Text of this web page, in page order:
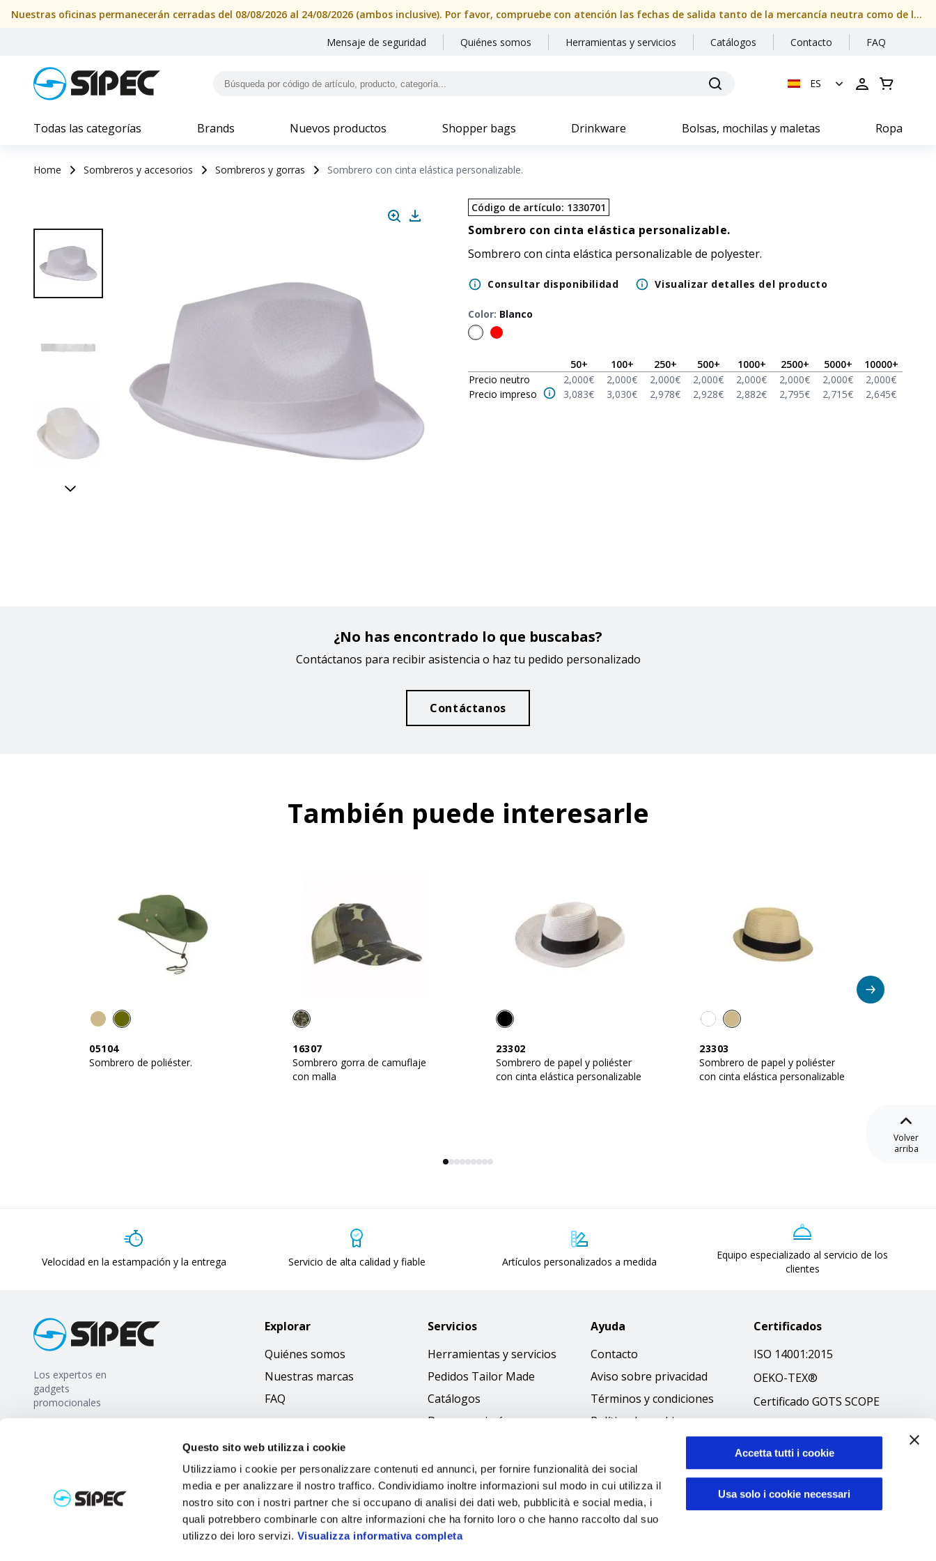
Questo sito web utilizza i cookie
Utilizziamo i cookie per personalizzare contenuti ed annunci, per fornire funzionalità dei social
media e per analizzare il nostro traffico. Condividiamo inoltre informazioni sul modo in cui utilizza il
nostro sito con i nostri partner che si occupano di analisi dei dati web, pubblicità e social media, i
quali potrebbero combinarle con altre informazioni che ha fornito loro o che hanno raccolto dal suo
utilizzo dei loro servizi. Visualizza informativa completa
Accetta tutti i cookie
Usa solo i cookie necessari
Nuestras oficinas permanecerán cerradas del 08/08/2026 al 24/08/2026 (ambos inclusive). Por favor, compruebe con atención las fechas de salida tanto de la mercancía neutra como de la personalizada
Mensaje de seguridad Quiénes somos Herramientas y servicios Catálogos Contacto FAQ
ES
Todas las categorías Brands Nuevos productos Shopper bags Drinkware Bolsas, mochilas y maletas Ropa
Home Sombreros y accesorios Sombreros y gorras Sombrero con cinta elástica personalizable.
Código de artículo: 1330701
Sombrero con cinta elástica personalizable.
Sombrero con cinta elástica personalizable de polyester.
Consultar disponibilidad Visualizar detalles del producto
Color: Blanco
50+ 100+ 250+ 500+ 1000+ 2500+ 5000+ 10000+
Precio neutro
2,000€ 2,000€ 2,000€ 2,000€ 2,000€ 2,000€ 2,000€ 2,000€
Precio impreso
3,083€ 3,030€ 2,978€ 2,928€ 2,882€ 2,795€ 2,715€ 2,645€
¿No has encontrado lo que buscabas?
Contáctanos para recibir asistencia o haz tu pedido personalizado
Contáctanos
También puede interesarle
05104
Sombrero de poliéster.
16307
Sombrero gorra de camuflaje
con malla
23302
Sombrero de papel y poliéster
con cinta elástica personalizable
23303
Sombrero de papel y poliéster
con cinta elástica personalizable
Volver
arriba
Velocidad en la estampación y la entrega Servicio de alta calidad y fiable Artículos personalizados a medida
Equipo especializado al servicio de los
clientes
Los expertos en
gadgets
promocionales
Explorar
Quiénes somos
Nuestras marcas
FAQ
Servicios
Herramientas y servicios
Pedidos Tailor Made
Catálogos
Descargar imágenes
Ayuda
Contacto
Aviso sobre privacidad
Términos y condiciones
Política de cookies
Código ético
Certificados
ISO 14001:2015
OEKO-TEX®
Certificado GOTS SCOPE
Política medioambiental
Seguridad de los
productos